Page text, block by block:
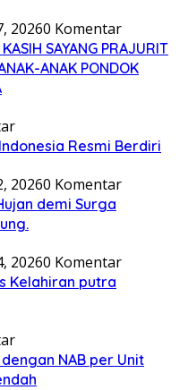
20260 Komentar
SAYANG PRAJURIT
ANAK PONDOK
Indonesia Resmi Berdiri
20260 Komentar
demi Surga
20260 Komentar
Kelahiran putra
NAB per Unit